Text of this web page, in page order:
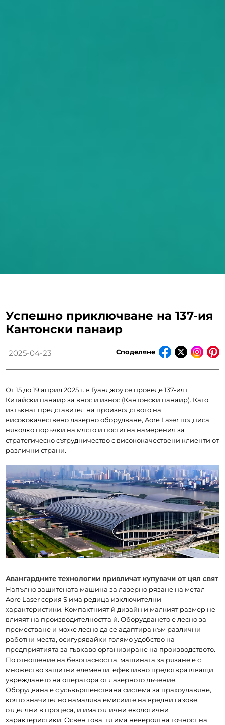
Успешно приключване на 137-ия
Кантонски панаир
2025-04-23 Споделяне
От 15 до 19 април 2025 г. в Гуанджоу се проведе 137-ият
Китайски панаир за внос и износ (Кантонски панаир). Като
изтъкнат представител на производството на
висококачествено лазерно оборудване, Aore Laser подписа
няколко поръчки на място и постигна намерения за
стратегическо сътрудничество с висококачествени клиенти от
различни страни.
Авангардните технологии привличат купувачи от цял свят
Напълно защитената машина за лазерно рязане на метал
Aore Laser серия S има редица изключителни
характеристики. Компактният ѝ дизайн и малкият размер не
влияят на производителността ѝ. Оборудването е лесно за
преместване и може лесно да се адаптира към различни
работни места, осигурявайки голямо удобство на
предприятията за гъвкаво организиране на производството.
По отношение на безопасността, машината за рязане е с
множество защитни елементи, ефективно предотвратяващи
увреждането на оператора от лазерното лъчение.
Оборудвана е с усъвършенствана система за прахоулавяне,
която значително намалява емисиите на вредни газове,
отделяни в процеса, и има отлични екологични
характеристики. Освен това, тя има невероятна точност на